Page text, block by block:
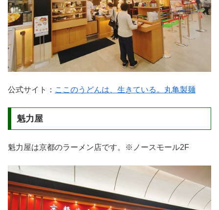
公式サイト： ここのうどんは、生きている。丸亀製麺
魁力屋
魁力屋は京都のラーメン店です。※ノースモール2F